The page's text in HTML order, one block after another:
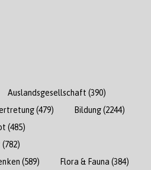
Auslandsgesellschaft (390)
(479) Bildung(2244)
(485)
(782)
(589) Flora & Fauna (384)